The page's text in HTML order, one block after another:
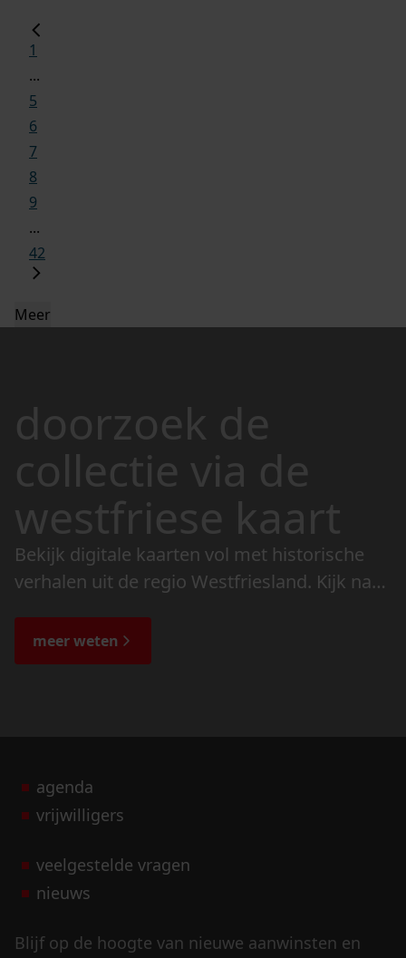
1
...
5
6
7
8
9
...
42
Meer
doorzoek de
collectie via de
westfriese kaart
Bekijk digitale kaarten vol met historische
verhalen uit de regio Westfriesland. Kijk naar
de bijzondere verhalen.
meer weten
agenda
vrijwilligers
veelgestelde vragen
nieuws
Blijf op de hoogte van nieuwe aanwinsten en